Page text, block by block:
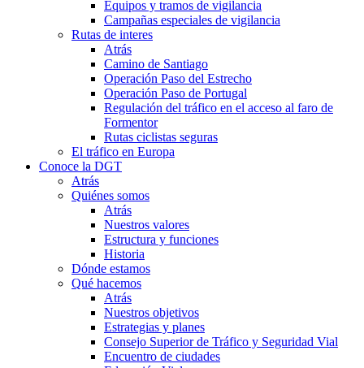
Equipos y tramos de vigilancia
Campañas especiales de vigilancia
Rutas de interes
Atrás
Camino de Santiago
Operación Paso del Estrecho
Operación Paso de Portugal
Regulación del tráfico en el acceso al faro de
Formentor
Rutas ciclistas seguras
El tráfico en Europa
Conoce la DGT
Atrás
Quiénes somos
Atrás
Nuestros valores
Estructura y funciones
Historia
Dónde estamos
Qué hacemos
Atrás
Nuestros objetivos
Estrategias y planes
Consejo Superior de Tráfico y Seguridad Vial
Encuentro de ciudades